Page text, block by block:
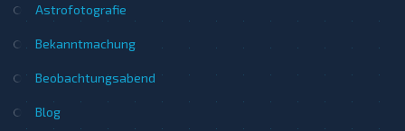
Astrofotografie
Bekanntmachung
Beobachtungsabend
Blog